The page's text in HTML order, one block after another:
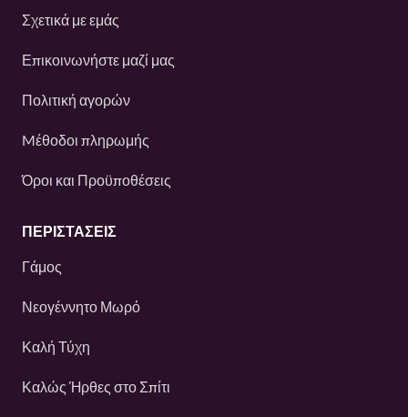
Σχετικά με εμάς
Επικοινωνήστε μαζί μας
Πολιτική αγορών
Mέθοδοι πληρωμής
Όροι και Προϋποθέσεις
ΠΕΡΙΣΤΆΣΕΙΣ
Γάμος
Νεογέννητο Μωρό
Καλή Τύχη
Καλώς Ήρθες στο Σπίτι